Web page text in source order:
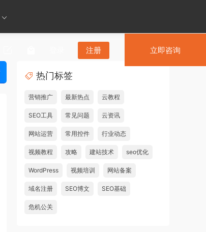
注册 立即咨询
热门标签
营销推广 最新热点 云教程
SEO工具 常见问题 云资讯
网站运营 常用控件 行业动态
视频教程 攻略 建站技术 seo优化
WordPress 视频培训 网站备案
域名注册 SEO博文 SEO基础
危机公关